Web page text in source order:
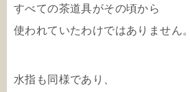
すべての茶道具がその頃から
使われていたわけではありません。
水指も同様であり、